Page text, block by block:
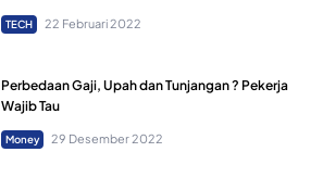
TECH 22 Februari 2022
Perbedaan Gaji, Upah dan Tunjangan ? Pekerja
Wajib Tau
Money 29 Desember 2022